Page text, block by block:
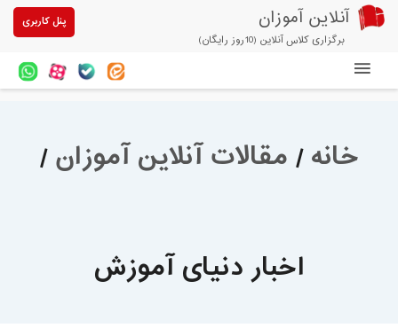
آنلاین آموزان
برگزاری کلاس آنلاین (10روز رایگان)
پنل کاربری
آزمون های آنلاین
مقالات آنلاین آموزان
پیشنهادهای ویژه
تخفیفهای مشارکتی
خانه/مقالات آنلاین آموزان/
اخبار دنیای آموزش